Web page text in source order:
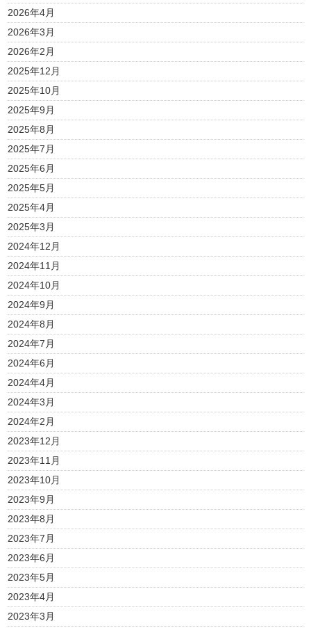
2026年4月
2026年3月
2026年2月
2025年12月
2025年10月
2025年9月
2025年8月
2025年7月
2025年6月
2025年5月
2025年4月
2025年3月
2024年12月
2024年11月
2024年10月
2024年9月
2024年8月
2024年7月
2024年6月
2024年4月
2024年3月
2024年2月
2023年12月
2023年11月
2023年10月
2023年9月
2023年8月
2023年7月
2023年6月
2023年5月
2023年4月
2023年3月